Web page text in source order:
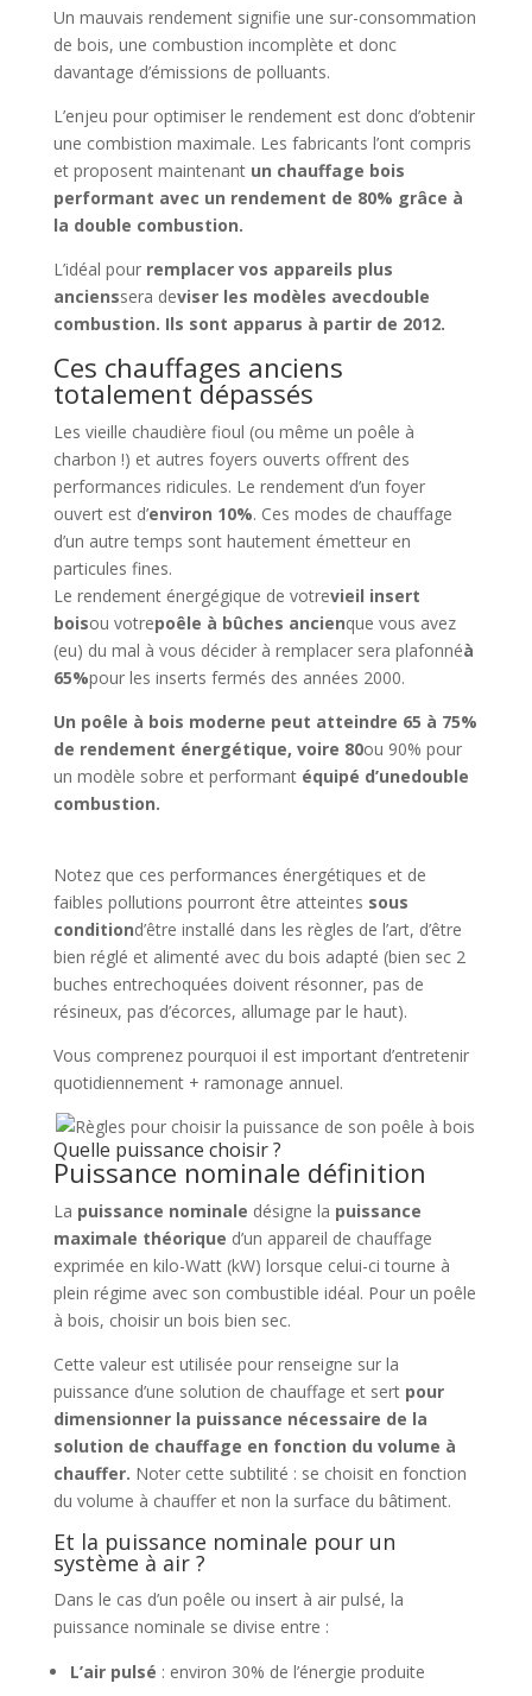
Un mauvais rendement signifie une sur-consommation
de bois, une combustion incomplète et donc
davantage d’émissions de polluants.
L’enjeu pour optimiser le rendement est donc d’obtenir
une combistion maximale. Les fabricants l’ont compris
et proposent maintenant un chauffage bois
performant avec un rendement de 80% grâce à
la double combustion.
L’idéal pour remplacer vos appareils plus
ancienssera deviser les modèles avecdouble
combustion. Ils sont apparus à partir de 2012.
Ces chauffages anciens
totalement dépassés
Les vieille chaudière fioul (ou même un poêle à
charbon !) et autres foyers ouverts offrent des
performances ridicules. Le rendement d’un foyer
ouvert est d’environ 10%. Ces modes de chauffage
d’un autre temps sont hautement émetteur en
particules fines.
Le rendement énergégique de votrevieil insert
boisou votrepoêle à bûches ancienque vous avez
(eu) du mal à vous décider à remplacer sera plafonnéà
65%pour les inserts fermés des années 2000.
Un poêle à bois moderne peut atteindre 65 à 75%
de rendement énergétique, voire 80ou 90% pour
un modèle sobre et performant équipé d’unedouble
combustion.
Notez que ces performances énergétiques et de
faibles pollutions pourront être atteintes sous
conditiond’être installé dans les règles de l’art, d’être
bien réglé et alimenté avec du bois adapté (bien sec 2
buches entrechoquées doivent résonner, pas de
résineux, pas d’écorces, allumage par le haut).
Vous comprenez pourquoi il est important d’entretenir
quotidiennement + ramonage annuel.
Quelle puissance choisir ?
Puissance nominale définition
La puissance nominale désigne la puissance
maximale théorique d’un appareil de chauffage
exprimée en kilo-Watt (kW) lorsque celui-ci tourne à
plein régime avec son combustible idéal. Pour un poêle
à bois, choisir un bois bien sec.
Cette valeur est utilisée pour renseigne sur la
puissance d’une solution de chauffage et sert pour
dimensionner la puissance nécessaire de la
solution de chauffage en fonction du volume à
chauffer. Noter cette subtilité : se choisit en fonction
du volume à chauffer et non la surface du bâtiment.
Et la puissance nominale pour un
système à air ?
Dans le cas d’un poêle ou insert à air pulsé, la
puissance nominale se divise entre :
L’air pulsé : environ 30% de l’énergie produite